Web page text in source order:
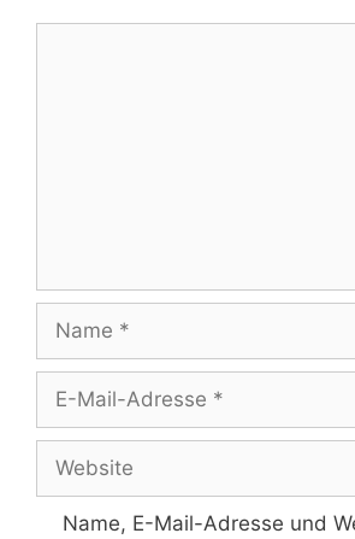
Name
Adresse
Website
Name, E-Mail-Adresse und